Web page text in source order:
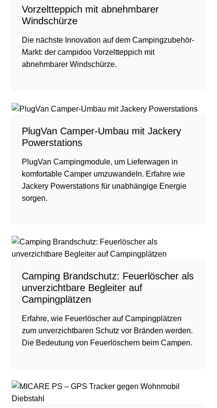
Vorzeltteppich mit abnehmbarer
Windschürze
Die nächste Innovation auf dem Campingzubehör-
Markt: der campidoo Vorzeltteppich mit
abnehmbarer Windschürze.
PlugVan Camper-Umbau mit Jackery
Powerstations
PlugVan Campingmodule, um Lieferwagen in
komfortable Camper umzuwandeln. Erfahre wie
Jackery Powerstations für unabhängige Energie
sorgen.
Camping Brandschutz: Feuerlöscher als
unverzichtbare Begleiter auf
Campingplätzen
Erfahre, wie Feuerlöscher auf Campingplätzen
zum unverzichtbaren Schutz vor Bränden werden.
Die Bedeutung von Feuerlöschern beim Campen.